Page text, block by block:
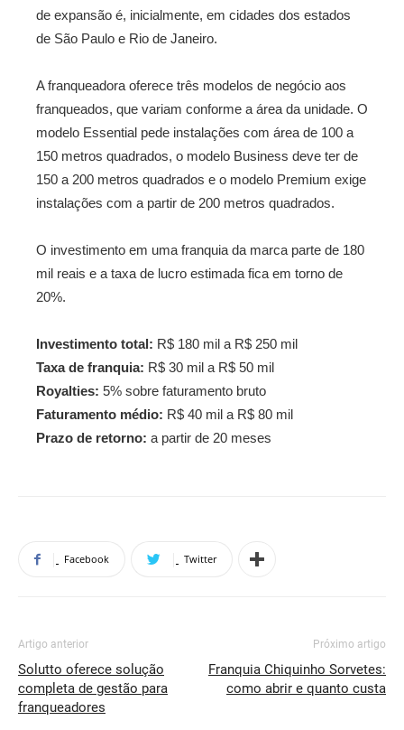
de expansão é, inicialmente, em cidades dos estados
de São Paulo e Rio de Janeiro.
A franqueadora oferece três modelos de negócio aos
franqueados, que variam conforme a área da unidade. O
modelo Essential pede instalações com área de 100 a
150 metros quadrados, o modelo Business deve ter de
150 a 200 metros quadrados e o modelo Premium exige
instalações com a partir de 200 metros quadrados.
O investimento em uma franquia da marca parte de 180
mil reais e a taxa de lucro estimada fica em torno de
20%.
Investimento total: R$ 180 mil a R$ 250 mil
Taxa de franquia: R$ 30 mil a R$ 50 mil
Royalties: 5% sobre faturamento bruto
Faturamento médio: R$ 40 mil a R$ 80 mil
Prazo de retorno: a partir de 20 meses
Facebook Twitter
Artigo anterior
Solutto oferece solução
completa de gestão para
franqueadores
Próximo artigo
Franquia Chiquinho Sorvetes:
como abrir e quanto custa